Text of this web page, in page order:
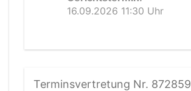
16.09.2026 11:30 Uhr
Terminsvertretung Nr. 872859